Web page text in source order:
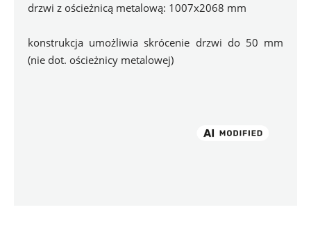
drzwi z ościeżnicą metalową: 1007x2068 mm
konstrukcja umożliwia skrócenie drzwi do 50 mm
(nie dot. ościeżnicy metalowej)